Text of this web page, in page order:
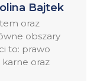
Bajtek
oraz
obszary
to: prawo
oraz